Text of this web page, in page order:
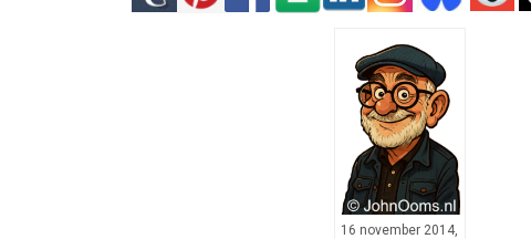
16 november 2014,